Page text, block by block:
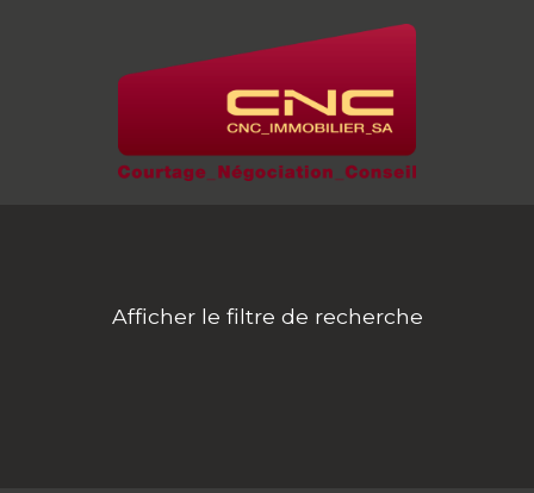
Afficher le filtre de recherche